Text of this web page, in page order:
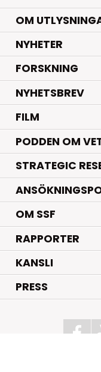
OM
NYHETER.
FORSKNING.
NYHETSBREV
FILM
PODDEN OM
STRATEGIC
OM SSF
RAPPORTER
KANSLI
PRESS